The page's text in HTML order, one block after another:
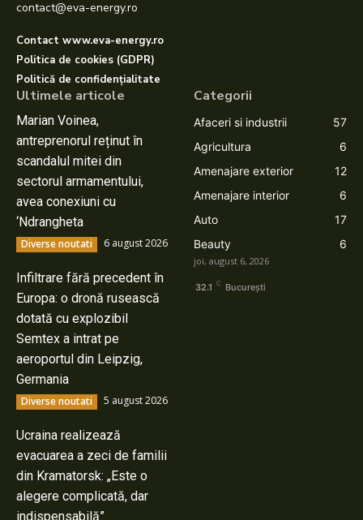
contact@eva-energy.ro
Contact www.eva-energy.ro
Politica de cookies (GDPR)
Politică de confidențialitate
Ultimele articole
Marian Voinea,
antreprenorul reținut în
scandalul mitei din
sectorul armamentului,
avea conexiuni cu
‘Ndrangheta
Diverse noutati 6 august 2026
Infiltrare fără precedent în
Europa: o dronă rusească
dotată cu explozibil
Semtex a intrat pe
aeroportul din Leipzig,
Germania
Diverse noutati 5 august 2026
Ucraina realizează
evacuarea a zeci de familii
din Kramatorsk: „Este o
alegere complicată, dar
indispensabilă”
Categorii
Afaceri si industrii
57
Agricultura
6
Amenajare exterior
12
Amenajare interior
6
Auto
17
Beauty
6
joi, august 6, 2026
32.1 C București